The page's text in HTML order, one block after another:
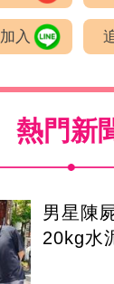
加入
熱門新
男星陳
20kg水